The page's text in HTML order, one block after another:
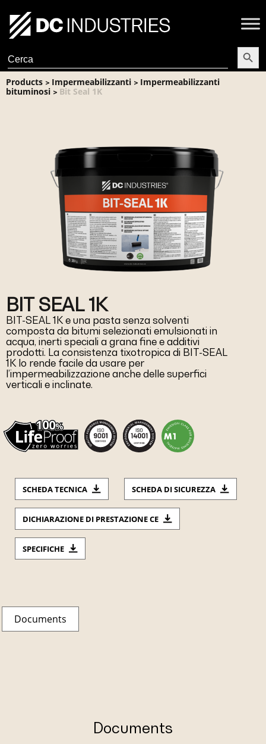
Search
for:
Search
Products > Impermeabilizzanti > Impermeabilizzanti
bituminosi > Bit Seal 1K
BIT SEAL 1K
BIT-SEAL 1K e una pasta senza solventi
composta da bitumi selezionati emulsionati in
acqua, inerti speciali a grana fine e additivi
prodotti. La consistenza tixotropica di BIT-SEAL
1K lo rende facile da usare per
l’impermeabilizzazione anche delle superfici
verticali e inclinate.
SCHEDA TECNICA SCHEDA DI SICUREZZA
DICHIARAZIONE DI PRESTAZIONE CE
SPECIFICHE
Documents
Documents